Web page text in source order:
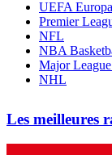
UEFA
Premier
NFL
NBA
Major
NHL
Les meilleures